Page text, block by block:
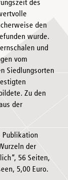
des
den
wurde.
und
vom
Siedlungsorten
Zu den
der
Publikation
der
56 Seiten,
5,00 Euro.